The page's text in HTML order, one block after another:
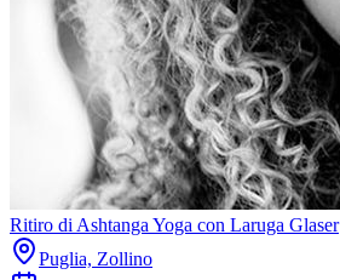
Ritiro di Ashtanga Yoga con Laruga Glaser
Puglia, Zollino